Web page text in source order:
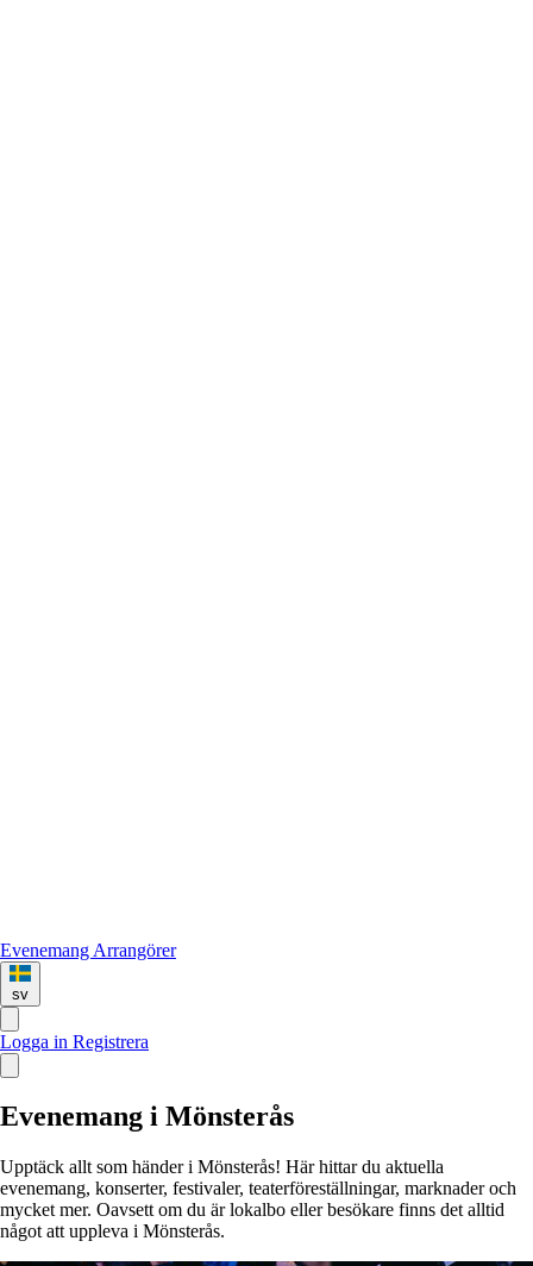
Evenemang Arrangörer
sv
Logga in Registrera
Evenemang i Mönsterås
Upptäck allt som händer i Mönsterås! Här hittar du aktuella
evenemang, konserter, festivaler, teaterföreställningar, marknader och
mycket mer. Oavsett om du är lokalbo eller besökare finns det alltid
något att uppleva i Mönsterås.